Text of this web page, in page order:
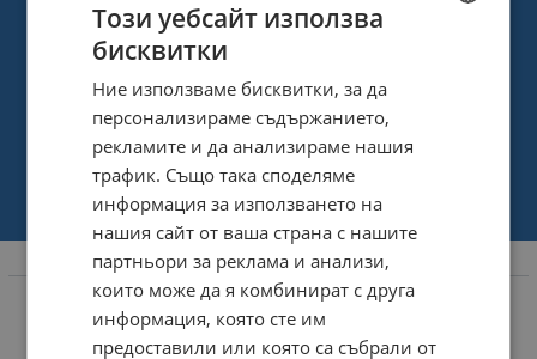
Информация
За нас
Магазини
Този уебсайт използва
бисквитки
Ние използваме бисквитки, за да
персонализираме съдържанието,
рекламите и да анализираме нашия
трафик. Също така споделяме
информация за използването на
нашия сайт от ваша страна с нашите
партньори за реклама и анализи,
които може да я комбинират с друга
информация, която сте им
предоставили или която са събрали от